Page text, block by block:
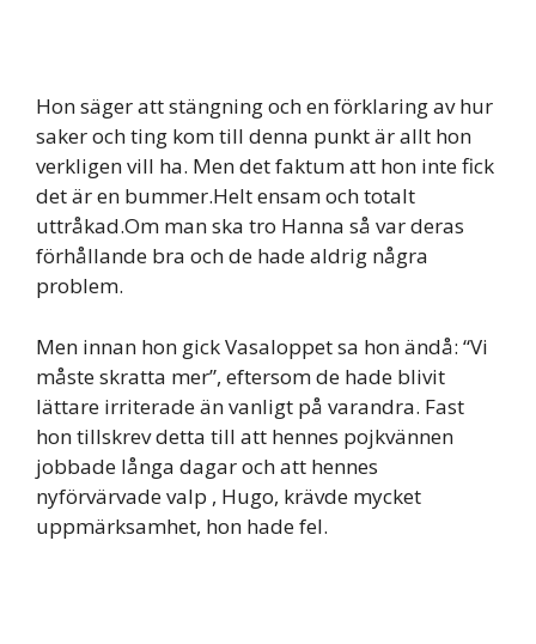
Hon säger att stängning och en förklaring av hur
saker och ting kom till denna punkt är allt hon
verkligen vill ha. Men det faktum att hon inte fick
det är en bummer.Helt ensam och totalt
uttråkad.Om man ska tro Hanna så var deras
förhållande bra och de hade aldrig några
problem.
Men innan hon gick Vasaloppet sa hon ändå: “Vi
måste skratta mer”, eftersom de hade blivit
lättare irriterade än vanligt på varandra. Fast
hon tillskrev detta till att hennes pojkvännen
jobbade långa dagar och att hennes
nyförvärvade valp , Hugo, krävde mycket
uppmärksamhet, hon hade fel.